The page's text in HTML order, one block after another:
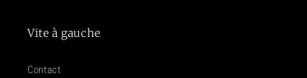
Vite à gauche
Contact